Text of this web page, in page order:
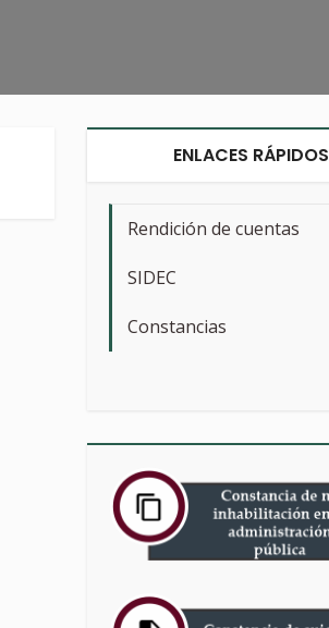
ENLACES RÁPIDOS
Rendición de cuentas
SIDEC
Constancias